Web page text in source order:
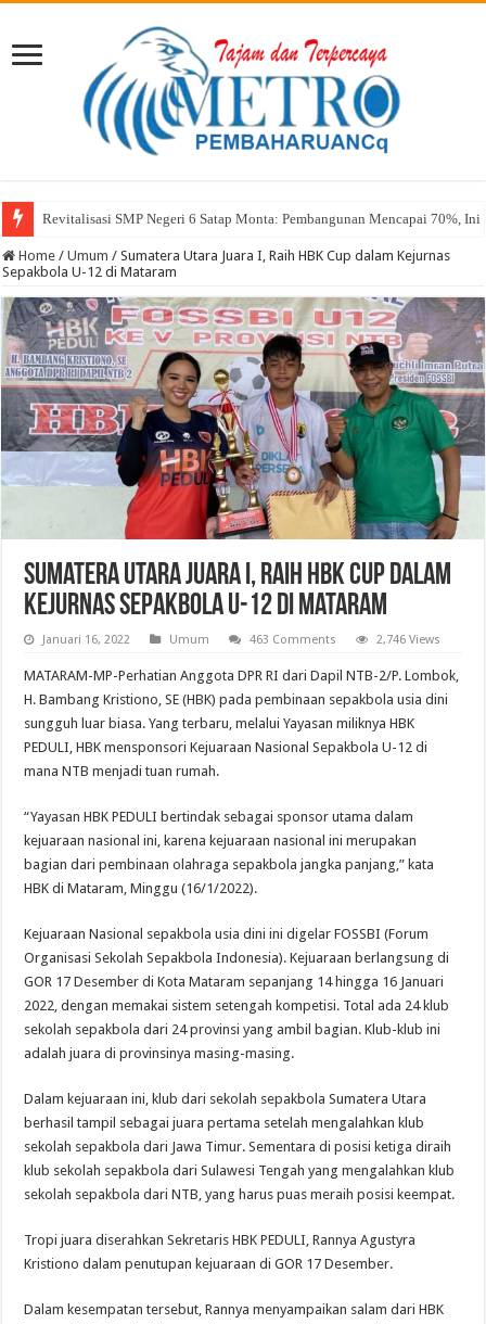
Revitalisasi SMP Negeri 6 Satap Monta: Pembangunan Mencapai 70%,
Sekda Abul: Pelantikan adalah Pengakuan Kompetensi
Home / Umum / Sumatera Utara Juara I, Raih HBK Cup dalam Kejurnas
Sepakbola U-12 di Mataram
Sumatera Utara Juara I, Raih HBK Cup dalam
Kejurnas Sepakbola U-12 di Mataram
Januari 16, 2022 Umum 463 Comments 2,746 Views
MATARAM-MP-Perhatian Anggota DPR RI dari Dapil NTB-2/P. Lombok,
H. Bambang Kristiono, SE (HBK) pada pembinaan sepakbola usia dini
sungguh luar biasa. Yang terbaru, melalui Yayasan miliknya HBK
PEDULI, HBK mensponsori Kejuaraan Nasional Sepakbola U-12 di
mana NTB menjadi tuan rumah.
“Yayasan HBK PEDULI bertindak sebagai sponsor utama dalam
kejuaraan nasional ini, karena kejuaraan nasional ini merupakan
bagian dari pembinaan olahraga sepakbola jangka panjang,” kata
HBK di Mataram, Minggu (16/1/2022).
Kejuaraan Nasional sepakbola usia dini ini digelar FOSSBI (Forum
Organisasi Sekolah Sepakbola Indonesia). Kejuaraan berlangsung di
GOR 17 Desember di Kota Mataram sepanjang 14 hingga 16 Januari
2022, dengan memakai sistem setengah kompetisi. Total ada 24 klub
sekolah sepakbola dari 24 provinsi yang ambil bagian. Klub-klub ini
adalah juara di provinsinya masing-masing.
Dalam kejuaraan ini, klub dari sekolah sepakbola Sumatera Utara
berhasil tampil sebagai juara pertama setelah mengalahkan klub
sekolah sepakbola dari Jawa Timur. Sementara di posisi ketiga diraih
klub sekolah sepakbola dari Sulawesi Tengah yang mengalahkan klub
sekolah sepakbola dari NTB, yang harus puas meraih posisi keempat.
Tropi juara diserahkan Sekretaris HBK PEDULI, Rannya Agustyra
Kristiono dalam penutupan kejuaraan di GOR 17 Desember.
Dalam kesempatan tersebut, Rannya menyampaikan salam dari HBK